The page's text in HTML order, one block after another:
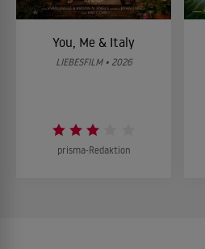
You, Me & Italy
LIEBESFILM • 2026
prisma-Redaktion